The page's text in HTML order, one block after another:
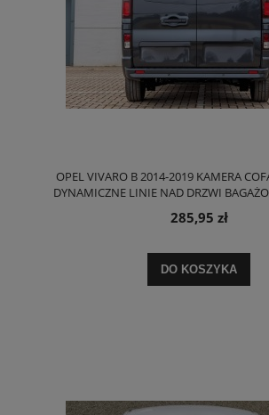
OPEL VIVARO B 2014-2019 KAMERA
DYNAMICZNE LINIE NAD DRZWI
ŚWIATŁA STOPU
285,95 zł
DO KOSZYKA